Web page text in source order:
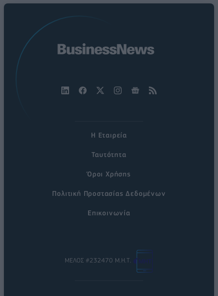
Η Εταιρεία
Ταυτότητα
Όροι Χρήσης
Πολιτική Προστασίας Δεδομένων
Επικοινωνία
ΜΕΛΟΣ #232470 Μ.Η.Τ.